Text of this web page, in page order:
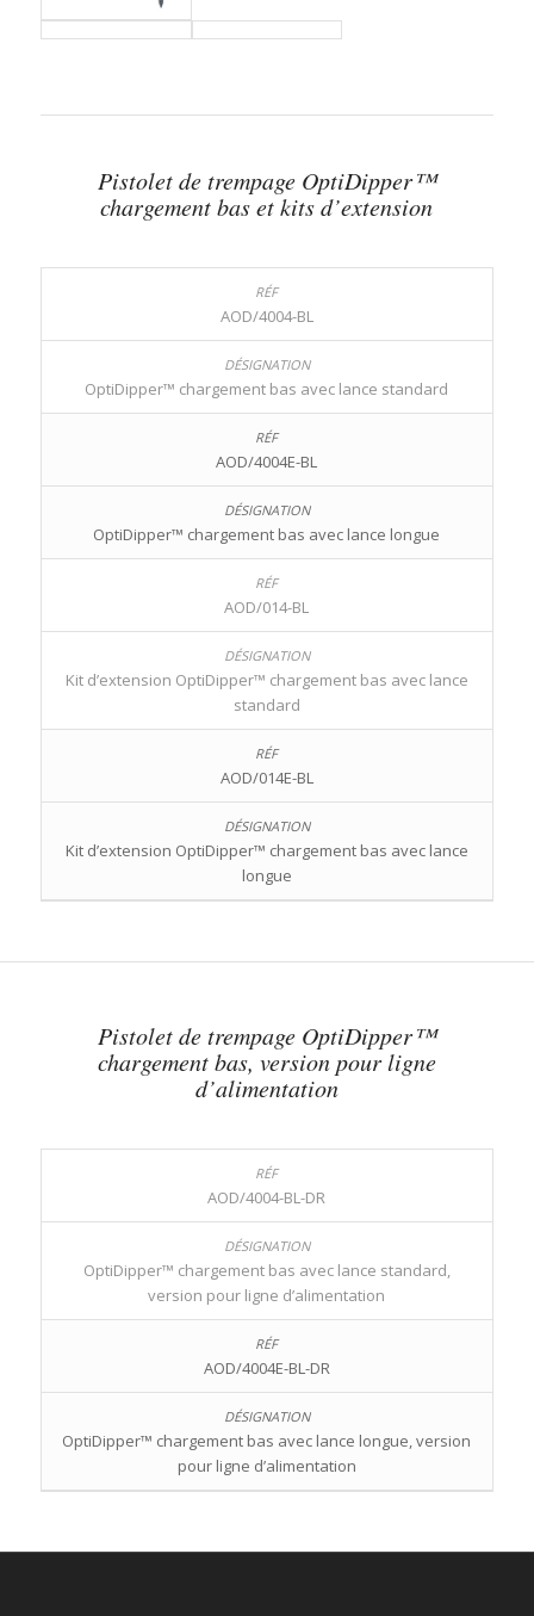
Pistolet de trempage OptiDipper™
chargement bas et kits d’extension
AOD/4004-BL
OptiDipper™ chargement bas avec lance standard
AOD/4004E-BL
OptiDipper™ chargement bas avec lance longue
AOD/014-BL
Kit d’extension OptiDipper™ chargement bas avec lance
standard
AOD/014E-BL
Kit d’extension OptiDipper™ chargement bas avec lance
longue
Pistolet de trempage OptiDipper™
chargement bas, version pour ligne
d’alimentation
AOD/4004-BL-DR
OptiDipper™ chargement bas avec lance standard,
version pour ligne d’alimentation
AOD/4004E-BL-DR
OptiDipper™ chargement bas avec lance longue, version
pour ligne d’alimentation